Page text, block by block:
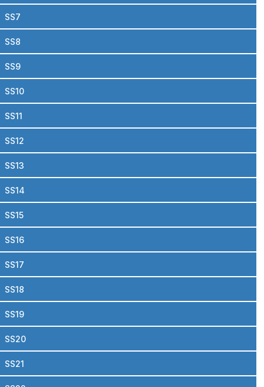
SS7
SS8
SS9
SS10
SS11
SS12
SS13
SS14
SS15
SS16
SS17
SS18
SS19
SS20
SS21